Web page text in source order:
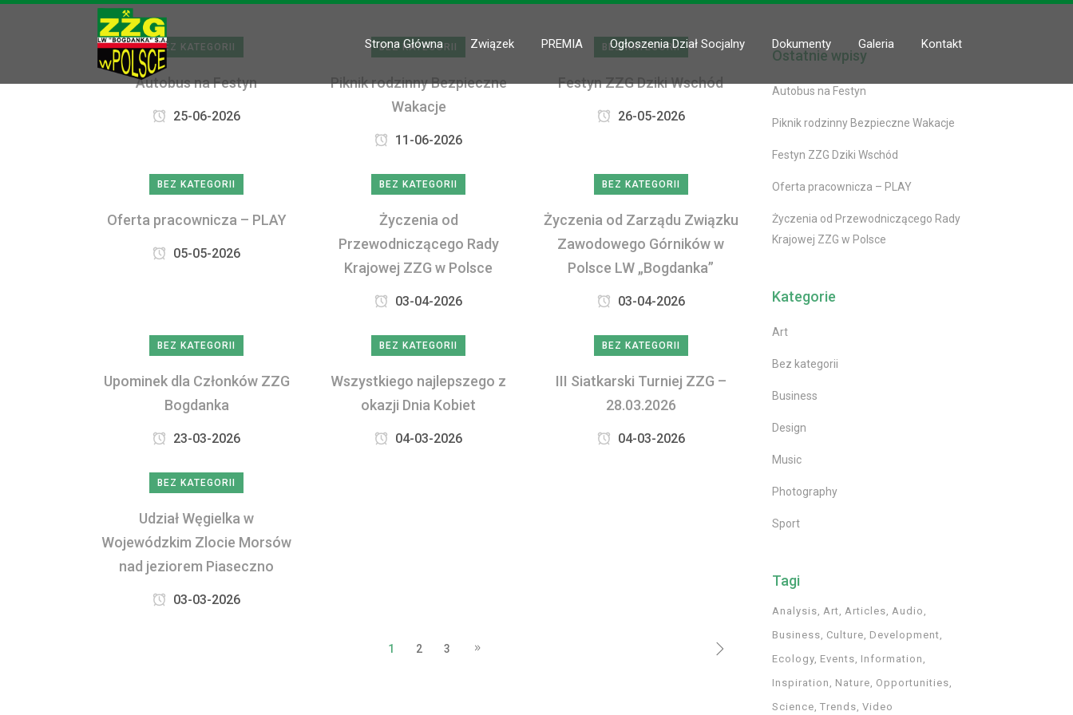
Strona Główna Związek PREMIA Ogłoszenia Dział Socjalny Dokumenty Galeria Kontakt
BEZ KATEGORII
Autobus na Festyn
25-06-2026
BEZ KATEGORII
Piknik rodzinny Bezpieczne
Wakacje
11-06-2026
BEZ KATEGORII
Festyn ZZG Dziki Wschód
26-05-2026
BEZ KATEGORII
Oferta pracownicza – PLAY
05-05-2026
BEZ KATEGORII
Życzenia od
Przewodniczącego Rady
Krajowej ZZG w Polsce
03-04-2026
BEZ KATEGORII
Życzenia od Zarządu Związku
Zawodowego Górników w
Polsce LW „Bogdanka”
03-04-2026
BEZ KATEGORII
Upominek dla Członków ZZG
Bogdanka
23-03-2026
BEZ KATEGORII
Wszystkiego najlepszego z
okazji Dnia Kobiet
04-03-2026
BEZ KATEGORII
III Siatkarski Turniej ZZG –
28.03.2026
04-03-2026
BEZ KATEGORII
Udział Węgielka w
Wojewódzkim Zlocie Morsów
nad jeziorem Piaseczno
03-03-2026
1 2 3
Ostatnie wpisy
Autobus na Festyn
Piknik rodzinny Bezpieczne Wakacje
Festyn ZZG Dziki Wschód
Oferta pracownicza – PLAY
Życzenia od Przewodniczącego Rady
Krajowej ZZG w Polsce
Kategorie
Art
Bez kategorii
Business
Design
Music
Photography
Sport
Tagi
Analysis Art Articles Audio
Business Culture Development
Ecology Events Information
Inspiration
Nature Opportunities
Science Trends Video